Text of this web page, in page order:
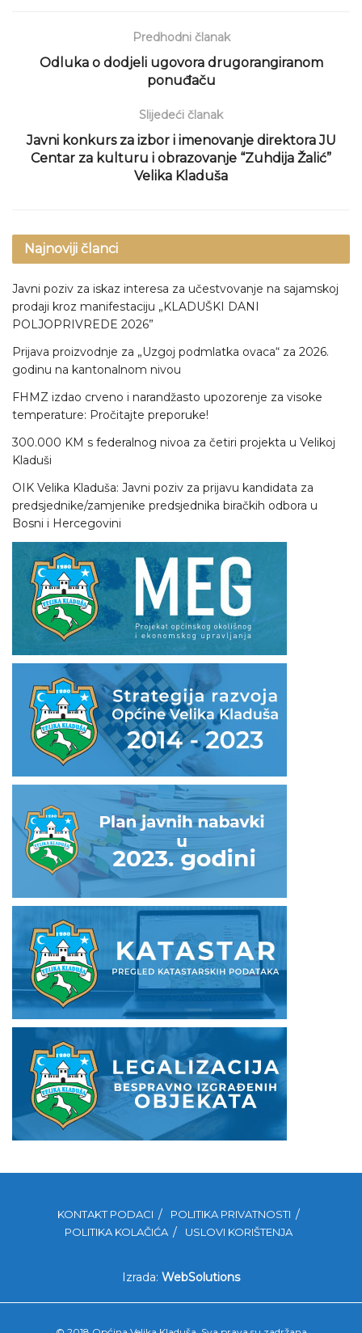
Predhodni članak
Odluka o dodjeli ugovora drugorangiranom
ponuđaču
Slijedeći članak
Javni konkurs za izbor i imenovanje direktora JU
Centar za kulturu i obrazovanje “Zuhdija Žalić”
Velika Kladuša
Najnoviji članci
Javni poziv za iskaz interesa za učestvovanje na sajamskoj
prodaji kroz manifestaciju „KLADUŠKI DANI
POLJOPRIVREDE 2026”
Prijava proizvodnje za „Uzgoj podmlatka ovaca“ za 2026.
godinu na kantonalnom nivou
FHMZ izdao crveno i narandžasto upozorenje za visoke
temperature: Pročitajte preporuke!
300.000 KM s federalnog nivoa za četiri projekta u Velikoj
Kladuši
OIK Velika Kladuša: Javni poziv za prijavu kandidata za
predsjednike/zamjenike predsjednika biračkih odbora u
Bosni i Hercegovini
KONTAKT PODACI
POLITIKA PRIVATNOSTI
POLITIKA KOLAČIĆA
USLOVI KORIŠTENJA
Izrada: WebSolutions